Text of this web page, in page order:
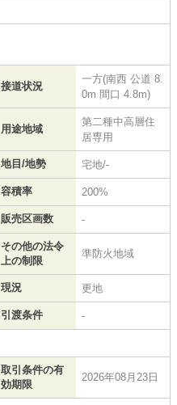
接道状況
一方(南西 公道 8.
0m 間口 4.8m)
用途地域
第二種中高層住
居専用
地目/地勢 宅地/-
容積率 200%
販売区画数 -
その他の法令
上の制限
準防火地域
現況 更地
引渡条件 -
取引条件の有
効期限
2026年08月23日